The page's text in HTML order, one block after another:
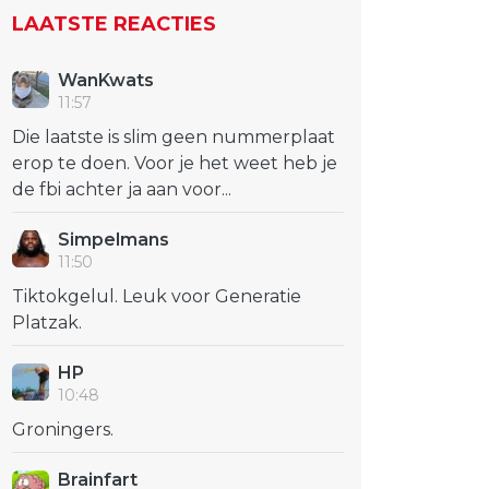
LAATSTE REACTIES
WanKwats
11:57
Die laatste is slim geen nummerplaat
erop te doen. Voor je het weet heb je
de fbi achter ja aan voor...
Simpelmans
11:50
Tiktokgelul. Leuk voor Generatie
Platzak.
HP
10:48
Groningers.
Brainfart